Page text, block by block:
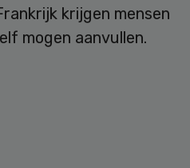
krijgen mensen
mogen aanvullen.